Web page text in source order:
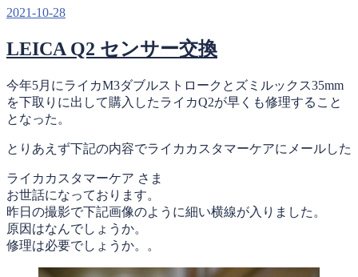
投
日:
2021-10-28
LEICA Q2 センサー交換
今年5月にライカM3ダブルストロークとズミルックス35mm
を下取りに出して購入したライカQ2が早くも修理すること
となった。
とりあえず下記の内容でライカカスタマーケアにメールした
ライカカスタマーケア さま
お世話になっております。
昨日の撮影で下記画像のように細い横線が入りました。
原因はなんでしょうか。
修理は必要でしょうか。。